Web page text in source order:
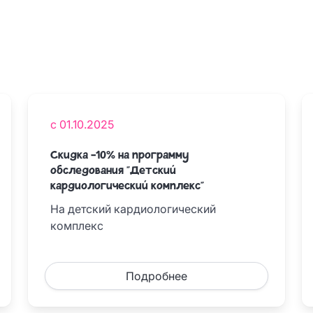
с 01.10.2025
Скидка -10% на программу
обследования "Детский
кардиологический комплекс"
На детский кардиологический
комплекс
Подробнее